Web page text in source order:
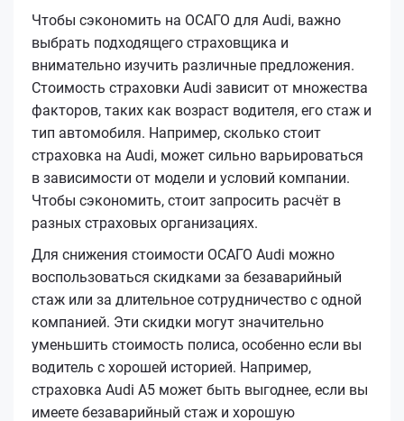
Чтобы сэкономить на ОСАГО для Audi, важно
выбрать подходящего страховщика и
внимательно изучить различные предложения.
Стоимость страховки Audi зависит от множества
факторов, таких как возраст водителя, его стаж и
тип автомобиля. Например, сколько стоит
страховка на Audi, может сильно варьироваться
в зависимости от модели и условий компании.
Чтобы сэкономить, стоит запросить расчёт в
разных страховых организациях.
Для снижения стоимости ОСАГО Audi можно
воспользоваться скидками за безаварийный
стаж или за длительное сотрудничество с одной
компанией. Эти скидки могут значительно
уменьшить стоимость полиса, особенно если вы
водитель с хорошей историей. Например,
страховка Audi A5 может быть выгоднее, если вы
имеете безаварийный стаж и хорошую